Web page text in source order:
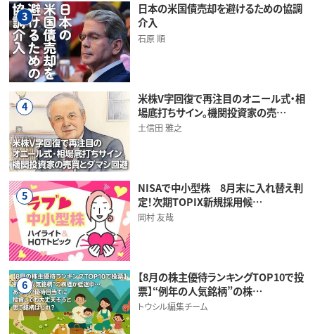
3
日本の米国債売却を避けるための協調
介入
石原 順
4
米株V字回復で再注目のオニール式・相
場底打ちサイン。機関投資家の売…
土信田 雅之
5
NISAで中小型株 8月末に入れ替え判
定！次期TOPIX新規採用候…
岡村 友哉
6
【8月の株主優待ランキングTOP10で投
票】“例年の人気銘柄”の株…
トウシル編集チーム